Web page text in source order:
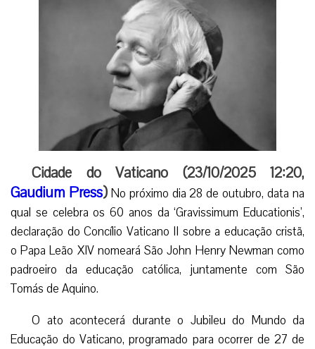
Cidade do Vaticano (23/10/2025 12:20,
Gaudium Press)No próximo dia 28 de outubro, data na
qual se celebra os 60 anos da ‘Gravissimum Educationis’,
declaração do Concílio Vaticano II sobre a educação cristã,
o Papa Leão XIV nomeará São John Henry Newman como
padroeiro da educação católica, juntamente com São
Tomás de Aquino.
O ato acontecerá durante o Jubileu do Mundo da
Educação do Vaticano, programado para ocorrer de 27 de